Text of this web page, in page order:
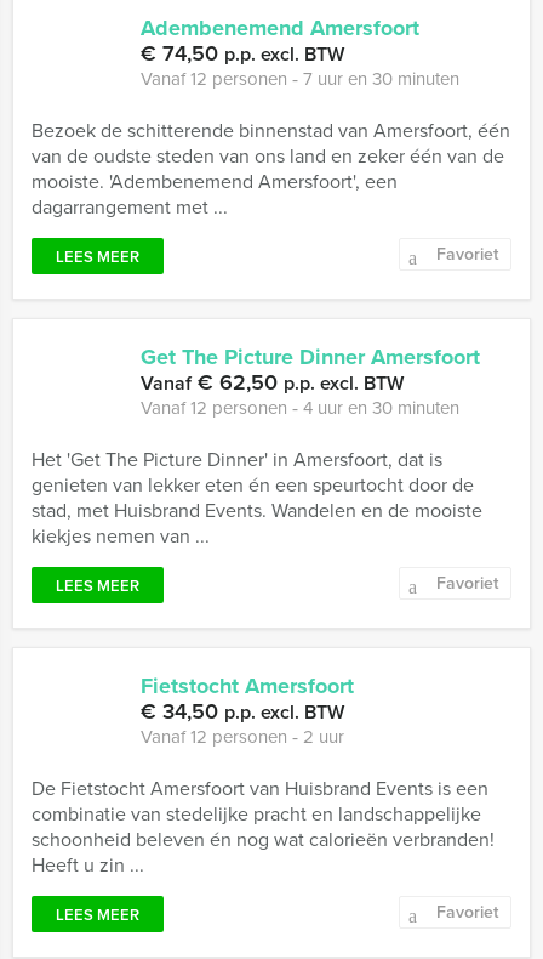
Adembenemend Amersfoort
€ 74,50 p.p. excl. BTW
Vanaf 12 personen ‐ 7 uur en 30 minuten
Bezoek de schitterende binnenstad van Amersfoort, één
van de oudste steden van ons land en zeker één van de
mooiste. 'Adembenemend Amersfoort', een
dagarrangement met ...
LEES MEER Favoriet
Get The Picture Dinner Amersfoort
Vanaf€ 62,50 p.p. excl. BTW
Vanaf 12 personen ‐ 4 uur en 30 minuten
Het 'Get The Picture Dinner' in Amersfoort, dat is
genieten van lekker eten én een speurtocht door de
stad, met Huisbrand Events. Wandelen en de mooiste
kiekjes nemen van ...
LEES MEER Favoriet
Fietstocht Amersfoort
€ 34,50 p.p. excl. BTW
Vanaf 12 personen ‐ 2 uur
De Fietstocht Amersfoort van Huisbrand Events is een
combinatie van stedelijke pracht en landschappelijke
schoonheid beleven én nog wat calorieën verbranden!
Heeft u zin ...
LEES MEER Favoriet